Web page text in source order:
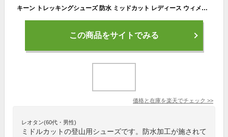
キーン トレッキングシューズ 防水 ミッドカット レディース ウィメンズ サーカディア ミッド ウォータープルーフ 1026765 SR/BB KEEN 登山靴 防水シューズ 山登り ミドルカットブーツ
この商品をサイトでみる
価格と在庫を楽天でチェック >>
レオタン(60代・男性)
ミドルカットの登山用シューズです。防水加工が施されて